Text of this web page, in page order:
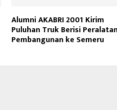
Alumni AKABRI 2001 Kirim
Puluhan Truk Berisi
Pembangunan ke Semeru